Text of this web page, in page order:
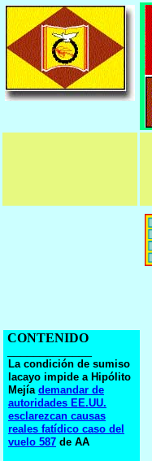
CONTENIDO
La condición de sumiso
lacayo impide a Hipólito
Mejía demandar de
autoridades EE.UU.
esclarezcan causas
reales fatídico caso del
vuelo 587 de AA